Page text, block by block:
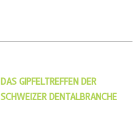
DAS GIPFELTREFFEN DER
SCHWEIZER DENTALBRANCHE